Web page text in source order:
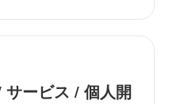
サービス / 個人開